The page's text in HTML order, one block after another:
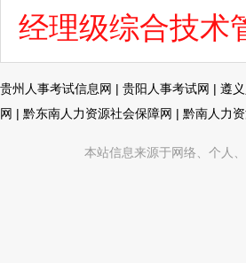
经理级综合技术
贵州人事考试信息网 | 贵阳人事考试网 | 遵
网 | 黔东南人力资源社会保障网 | 黔南人力
本站信息来源于网络、个人